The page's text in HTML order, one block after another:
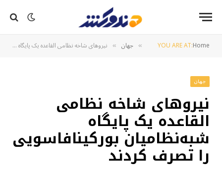
YOU ARE AT:Home
» جهان » نیروهای شاخه نظامی القاعده یک پایگاه شبه‌نظامیان بورکینافاسویی را تصرف کردند
جهان
نیروهای شاخه نظامی
القاعده یک پایگاه
شبه‌نظامیان بورکینافاسویی
را تصرف کردند